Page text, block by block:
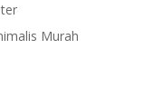
Murah